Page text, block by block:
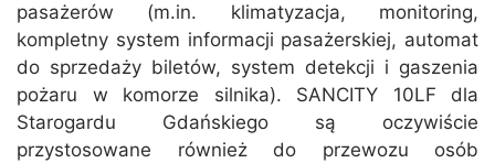
pasażerów (m.in. klimatyzacja, monitoring,
kompletny system informacji pasażerskiej, automat
do sprzedaży biletów, system detekcji i gaszenia
pożaru w komorze silnika). SANCITY 10LF dla
Starogardu Gdańskiego są oczywiście
przystosowane również do przewozu osób